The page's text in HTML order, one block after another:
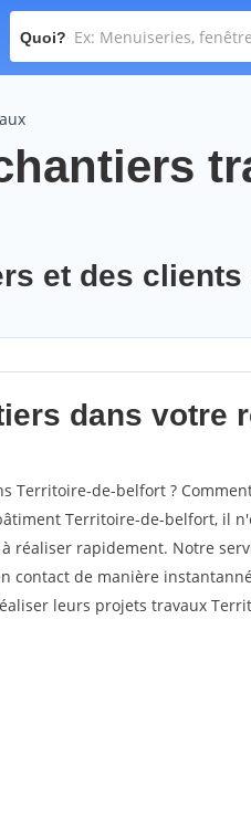
Quoi?
et des
dans votre
Territoire-de-belfort ?
Territoire-de-belfort, il
réaliser rapidement. Notre
contact de manière
leurs projets travaux